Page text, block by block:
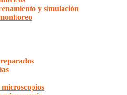
y simulación